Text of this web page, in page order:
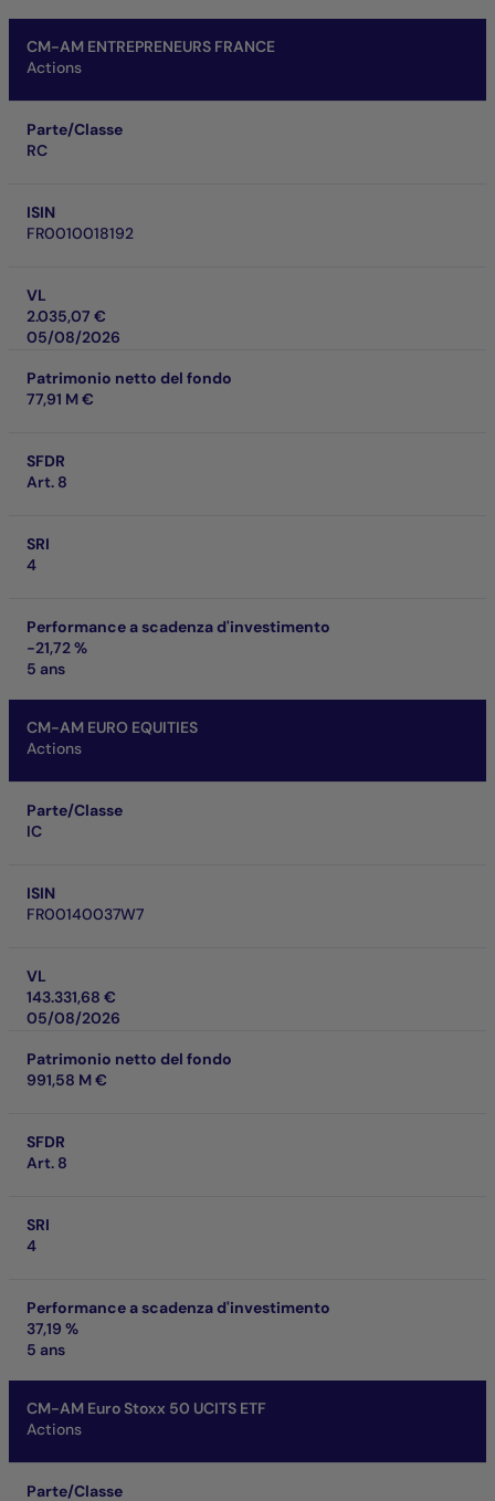
CM-AM ENTREPRENEURS FRANCE
Actions
Parte/Classe
RC
ISIN
FR0010018192
VL
2.035,07 €
05/08/2026
Patrimonio netto del fondo
77,91 M €
SFDR
Art. 8
SRI
4
Performance a scadenza d'investimento
-21,72 %
5 ans
CM-AM EURO EQUITIES
Actions
Parte/Classe
IC
ISIN
FR00140037W7
VL
143.331,68 €
05/08/2026
Patrimonio netto del fondo
991,58 M €
SFDR
Art. 8
SRI
4
Performance a scadenza d'investimento
37,19 %
5 ans
CM-AM Euro Stoxx 50 UCITS ETF
Actions
Parte/Classe